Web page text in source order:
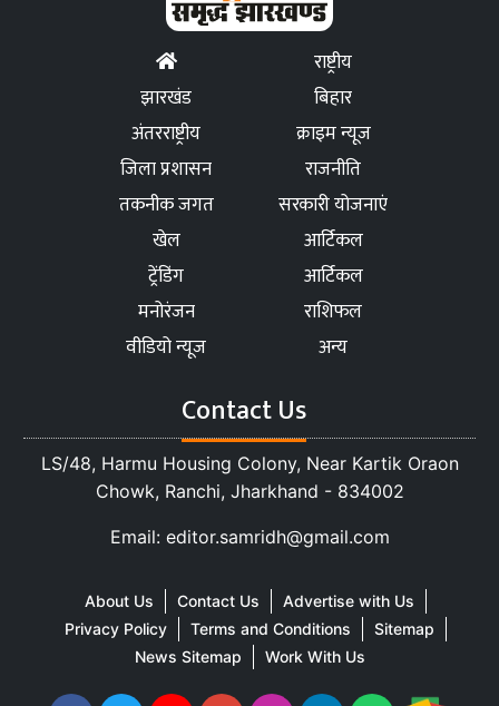
राष्ट्रीय
झारखंड
बिहार
अंतरराष्ट्रीय
क्राइम न्यूज
जिला प्रशासन
राजनीति
तकनीक जगत
सरकारी योजनाएं
खेल
आर्टिकल
ट्रेंडिंग
आर्टिकल
मनोरंजन
राशिफल
वीडियो न्यूज
अन्य
Contact Us
LS/48, Harmu Housing Colony, Near Kartik Oraon
Chowk, Ranchi, Jharkhand - 834002
Email: editor.samridh@gmail.com
About Us Contact Us
Advertise with Us
Privacy Policy
Terms and Conditions
Sitemap
News Sitemap
Work With Us